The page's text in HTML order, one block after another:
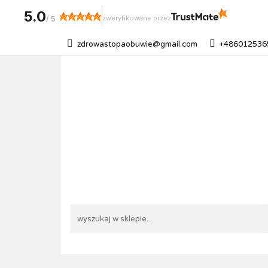
5.0/ 5 zweryfikowane przez
zdrowastopaobuwie@gmail.com